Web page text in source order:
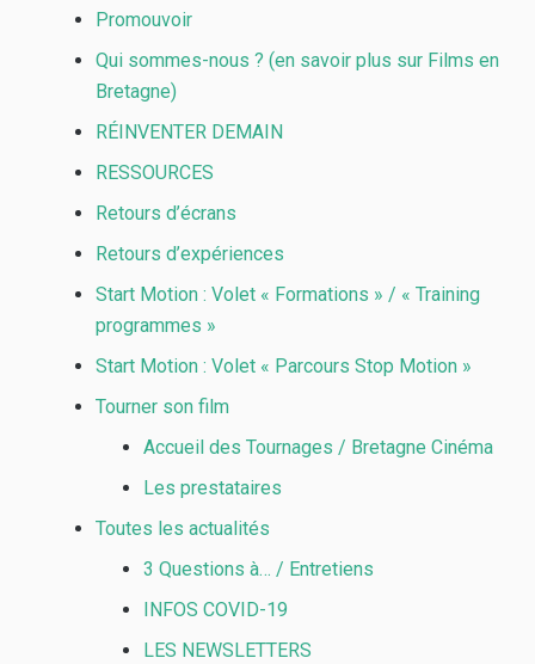
Promouvoir
Qui sommes-nous ? (en savoir plus sur Films en
Bretagne)
RÉINVENTER DEMAIN
RESSOURCES
Retours d’écrans
Retours d’expériences
Start Motion : Volet « Formations » / « Training
programmes »
Start Motion : Volet « Parcours Stop Motion »
Tourner son film
Accueil des Tournages / Bretagne Cinéma
Les prestataires
Toutes les actualités
3 Questions à… / Entretiens
INFOS COVID-19
LES NEWSLETTERS